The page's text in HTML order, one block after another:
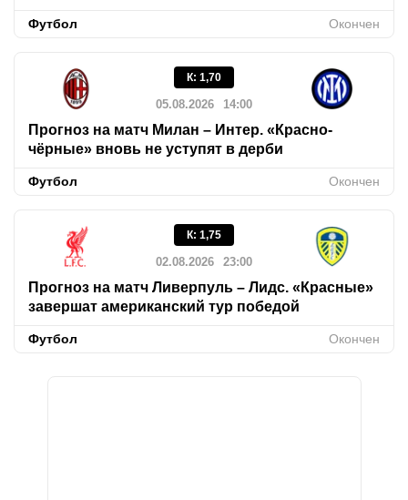
Футбол Окончен
К: 1,70
05.08.2026 14:00
Прогноз на матч Милан – Интер. «Красно-
чёрные» вновь не уступят в дерби
Футбол Окончен
К: 1,75
02.08.2026 23:00
Прогноз на матч Ливерпуль – Лидс. «Красные»
завершат американский тур победой
Футбол Окончен